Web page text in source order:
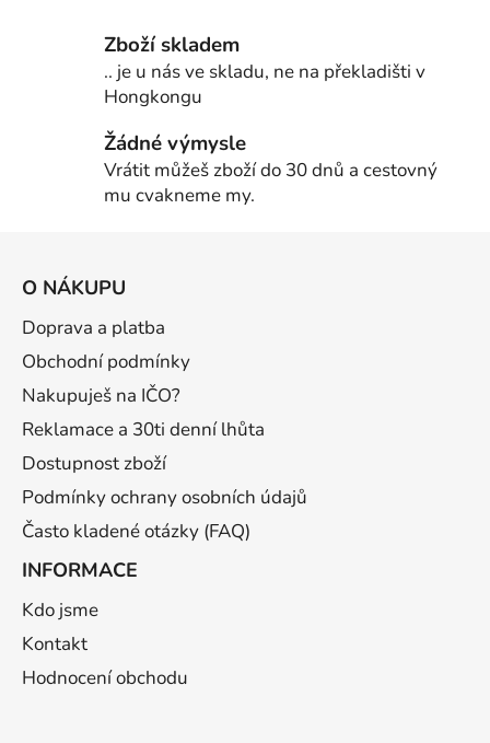
Zboží skladem
.. je u nás ve skladu, ne na překladišti v
Hongkongu
Žádné výmysle
Vrátit můžeš zboží do 30 dnů a cestovný
mu cvakneme my.
O NÁKUPU
Doprava a platba
Obchodní podmínky
Nakupuješ na IČO?
Reklamace a 30ti denní lhůta
Dostupnost zboží
Podmínky ochrany osobních údajů
Často kladené otázky (FAQ)
INFORMACE
Kdo jsme
Kontakt
Hodnocení obchodu